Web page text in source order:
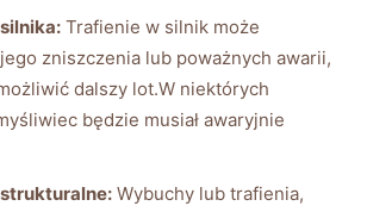
Trafienie w silnik może
zniszczenia lub poważnych awarii,
dalszy lot.W niektórych
będzie musiał awaryjnie
Wybuchy lub trafienia,